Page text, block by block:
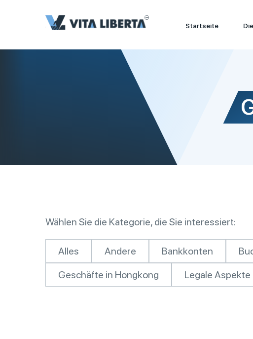
Startseite
Wählen Sie die Kategorie, die Sie interessiert:
Alles Andere Bankkonten
Geschäfte in Hongkong
Legale Aspekte